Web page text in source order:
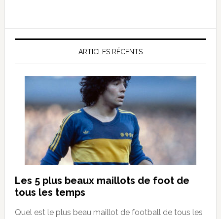
ARTICLES RÉCENTS
Les 5 plus beaux maillots de foot de
tous les temps
Quel est le plus beau maillot de football de tous les